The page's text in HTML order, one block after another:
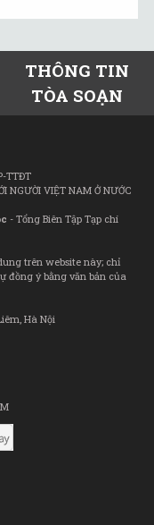
THÔNG TIN
TÒA SOẠN
TTĐT
NGƯỜI VIỆT NAM Ở NƯỚC
- Tổng Biên Tập Tạp chí
trên website này; chỉ
đồng ý bằng văn bản của
Hà Nội